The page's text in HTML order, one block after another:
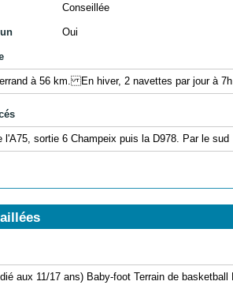
Conseillée
Oui
à 56 km. En hiver, 2 navettes par jour à
l'A75, sortie 6 Champeix puis la D978. Par le
aux 11/17 ans) Baby-foot Terrain de